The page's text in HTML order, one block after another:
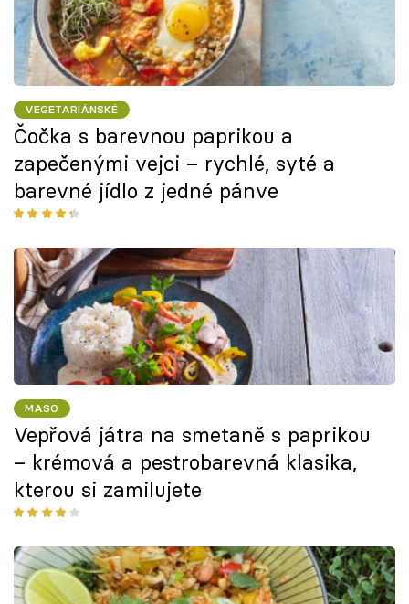
VEGETARIÁNSKÉ
Čočka s barevnou paprikou a
zapečenými vejci – rychlé, syté a
barevné jídlo z jedné pánve
MASO
Vepřová játra na smetaně s paprikou
– krémová a pestrobarevná klasika,
kterou si zamilujete